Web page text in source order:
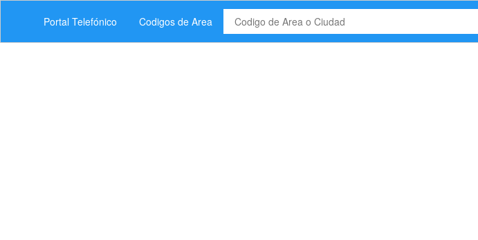
Portal Telefónico Codigos de Area